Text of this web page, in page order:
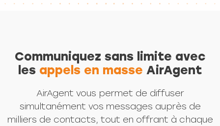
Communiquez sans limite avec
les appels en masse AirAgent
AirAgent vous permet de diffuser
simultanément vos messages auprès de
milliers de contacts, tout en offrant à chaque